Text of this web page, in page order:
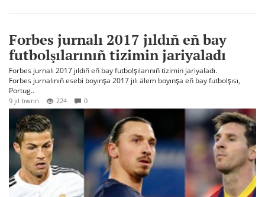
Forbes jurnalı 2017 jıldıñ eñ bay
futbolşılarınıñ tizimin jariyaladı
Forbes jurnalı 2017 jıldıñ eñ bay futbolşılarınıñ tizimin jariyaladı.
Forbes jurnalınıñ esebi boyınşa 2017 jılı älem boyınşa eñ bay futbolşısı,
Portug..
9 jıl bwrın 224 0